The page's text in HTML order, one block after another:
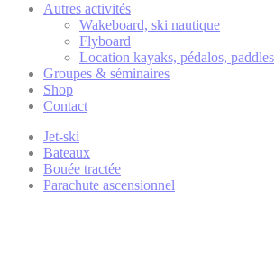
Autres activités
Wakeboard, ski nautique
Flyboard
Location kayaks, pédalos, paddles
Groupes & séminaires
Shop
Contact
Jet-ski
Bateaux
Bouée tractée
Parachute ascensionnel